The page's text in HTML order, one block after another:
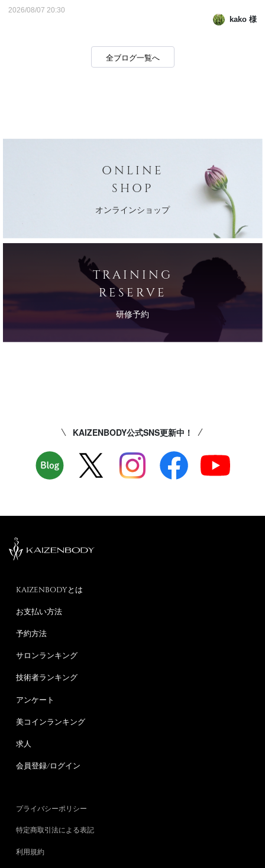
も咲くのか分かりませんが、咲いたら凄く嬉しいかもです。 私にとって
2026/08/07 20:30
kako 様
全ブログ一覧へ
ONLINE
SHOP
オンラインショップ
TRAINING
RESERVE
研修予約
KAIZENBODY公式SNS更新中！
KAIZENBODYとは
お支払い方法
予約方法
サロンランキング
技術者ランキング
アンケート
美コインランキング
求人
会員登録/ログイン
プライバシーポリシー
特定商取引法による表記
利用規約